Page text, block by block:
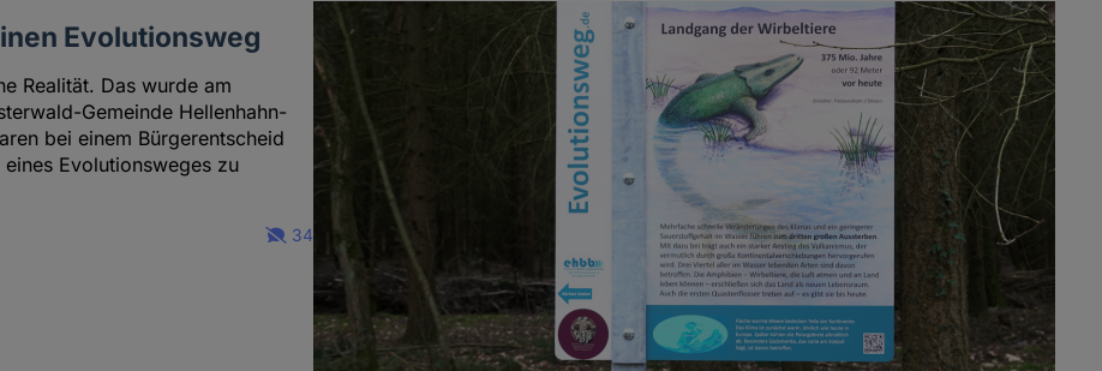
Evolutionsweg
Realität. Das wurde am
Gemeinde Hellenhahn-
bei einem Bürgerentscheid
Evolutionsweges zu
34